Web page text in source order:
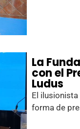
La
con el
Ludus
El
forma de